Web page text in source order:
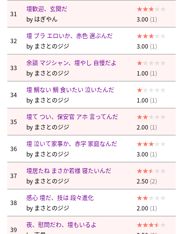
31
壇歓迎、玄関だ
by はぎやん 3.00 (1)
32
壇 ブラ エロいか、赤色 選ぶんだ
by まさとのジジ 3.00 (1)
33
余談 マジシャン、壇やし 自慢だよ
by まさとのジジ 1.00 (1)
34
壇 鯛ない 鯛 食いたい 泣いたんだ
by まさとのジジ 1.00 (1)
35
壇て つい、保安官 アホ 言ってんだ
by まさとのジジ 2.00 (1)
36
壇 泣いて家事か、赤字 家庭なんだ
by まさとのジジ 3.00 (1)
37
壇居たね まさか若様 寝たいんだ
by まさとのジジ 2.50 (2)
38
感心 壇だ、技は 段々進化
by まさとのジジ 2.00 (1)
39
夜、慰問だわ、壇もいるよ